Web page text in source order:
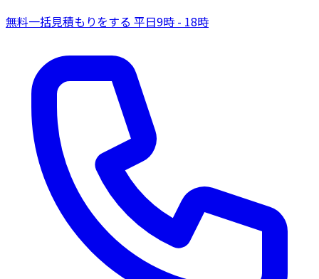
無料一括見積もりをする 平日9時 - 18時